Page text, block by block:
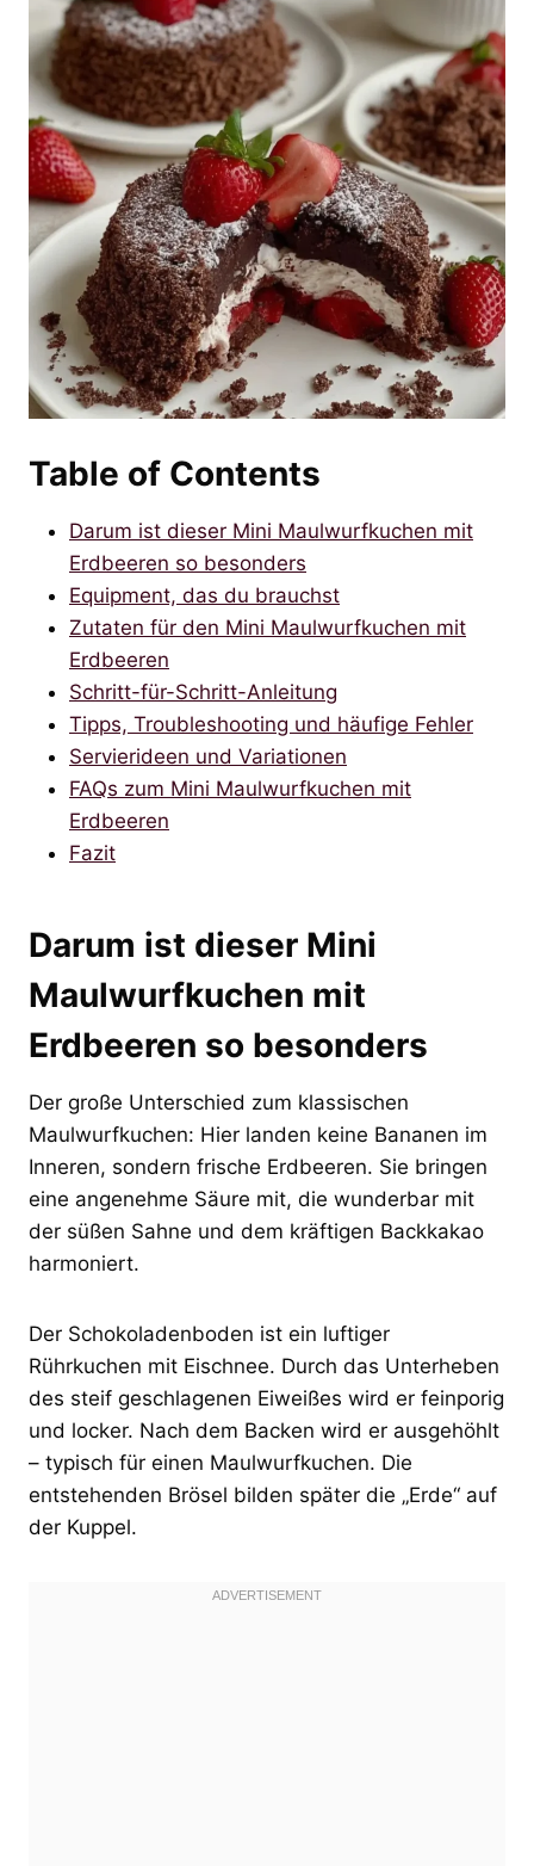
Table of Contents
Darum ist dieser Mini Maulwurfkuchen mit
Erdbeeren so besonders
Equipment, das du brauchst
Zutaten für den Mini Maulwurfkuchen mit
Erdbeeren
Schritt-für-Schritt-Anleitung
Tipps, Troubleshooting und häufige Fehler
Servierideen und Variationen
FAQs zum Mini Maulwurfkuchen mit
Erdbeeren
Fazit
Darum ist dieser Mini
Maulwurfkuchen mit
Erdbeeren so besonders
Der große Unterschied zum klassischen
Maulwurfkuchen: Hier landen keine Bananen im
Inneren, sondern frische Erdbeeren. Sie bringen
eine angenehme Säure mit, die wunderbar mit
der süßen Sahne und dem kräftigen Backkakao
harmoniert.
Der Schokoladenboden ist ein luftiger
Rührkuchen mit Eischnee. Durch das Unterheben
des steif geschlagenen Eiweißes wird er feinporig
und locker. Nach dem Backen wird er ausgehöhlt
– typisch für einen Maulwurfkuchen. Die
entstehenden Brösel bilden später die „Erde“ auf
der Kuppel.